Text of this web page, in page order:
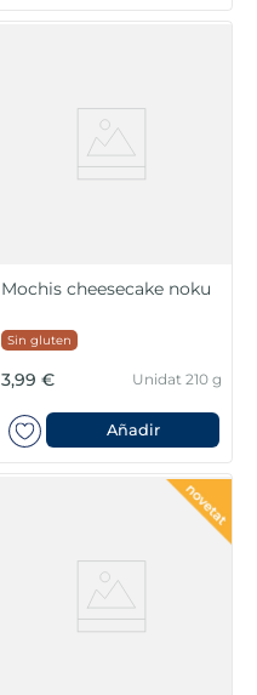
Mochis cheesecake noku
Sin gluten
3,99 € Unidat 210 g
Añadir